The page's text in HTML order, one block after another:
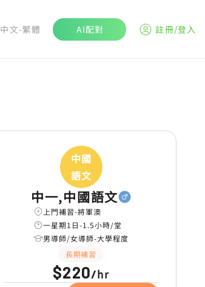
中文-繁體 AI配對 註冊/登入
中國
語文
中一,中國語文
上門補習-將軍澳
一星期1日-1.5小時/堂
男導師/女導師-大學程度
長期補習
$220/hr